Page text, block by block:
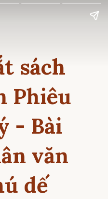
sách
Phiêu
- Bài
văn
dế